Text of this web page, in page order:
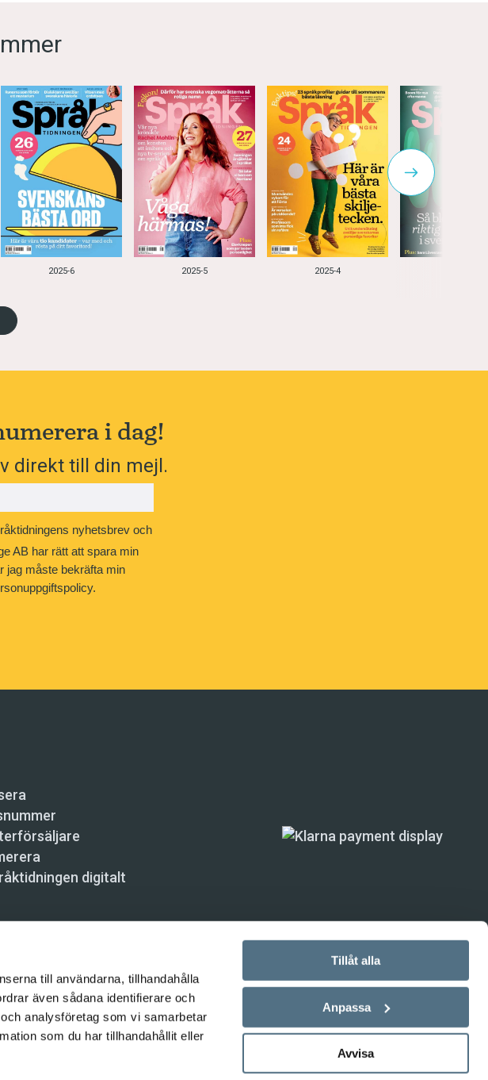
till användarna, tillhandahålla
även sådana identifierare och
analysföretag som vi samarbetar
som du har tillhandahållit eller
Tillåt alla
Anpassa
Avvisa
2025-6 2025-5 2025-4
i dag!
direkt till din mejl.
nyhetsbrev och
AB har rätt att spara min
jag måste bekräfta min
digitalt
spiders, indexering och liknande) är inte